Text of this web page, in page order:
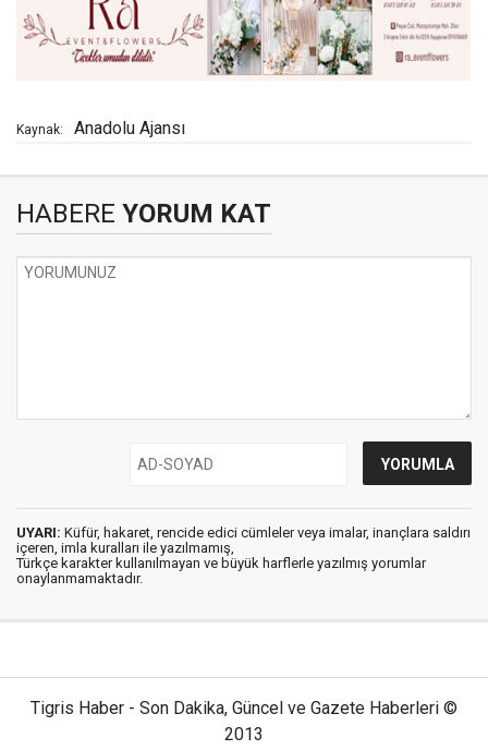
Kaynak: Anadolu Ajansı
HABERE YORUM KAT
UYARI: Küfür, hakaret, rencide edici cümleler veya imalar, inançlara saldırı
içeren, imla kuralları ile yazılmamış,
Türkçe karakter kullanılmayan ve büyük harflerle yazılmış yorumlar
onaylanmamaktadır.
Tigris Haber - Son Dakika, Güncel ve Gazete Haberleri ©
2013